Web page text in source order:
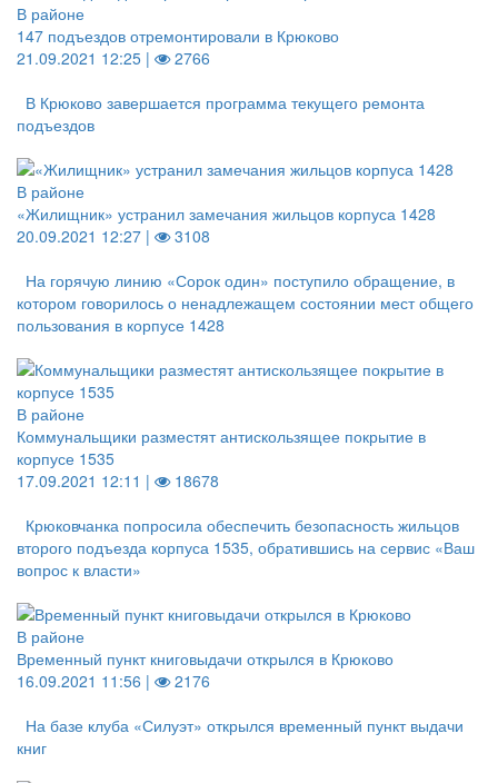
В районе
147 подъездов отремонтировали в Крюково
21.09.2021 12:25 |
2766
В Крюково завершается программа текущего ремонта
подъездов
В районе
«Жилищник» устранил замечания жильцов корпуса 1428
20.09.2021 12:27 |
3108
На горячую линию «Сорок один» поступило обращение, в
котором говорилось о ненадлежащем состоянии мест общего
пользования в корпусе 1428
В районе
Коммунальщики разместят антискользящее покрытие в
корпусе 1535
17.09.2021 12:11 |
18678
Крюковчанка попросила обеспечить безопасность жильцов
второго подъезда корпуса 1535, обратившись на сервис «Ваш
вопрос к власти»
В районе
Временный пункт книговыдачи открылся в Крюково
16.09.2021 11:56 |
2176
На базе клуба «Силуэт» открылся временный пункт выдачи
книг